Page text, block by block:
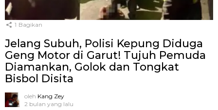
1 Bagikan
Jelang Subuh, Polisi Kepung Diduga
Geng Motor di Garut! Tujuh Pemuda
Diamankan, Golok dan Tongkat
Bisbol Disita
oleh Kang Zey
2 bulan yang lalu